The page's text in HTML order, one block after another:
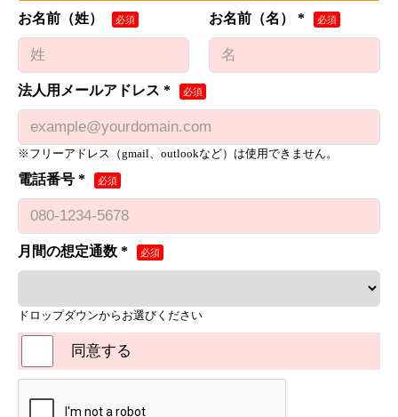
お名前（姓） お名前（名） *
法人用メールアドレス *
※フリーアドレス（gmail、outlookなど）は使用できません。
電話番号 *
月間の想定通数 *
ドロップダウンからお選びください
同意する